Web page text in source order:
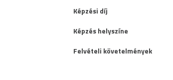
Képzési díj
Képzés helyszíne
Felvételi követelmények